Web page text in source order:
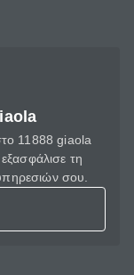
11888 giaola
τη
σου.